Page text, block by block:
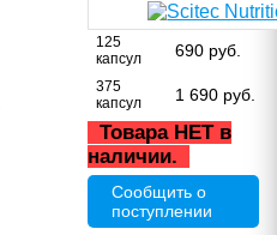
125
капсул
690 руб.
375
капсул
1 690 руб.
Товара НЕТ в
наличии.
Сообщить о
поступлении